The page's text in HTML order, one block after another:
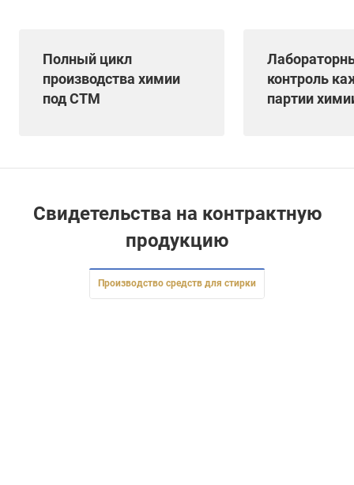
Полный цикл
производства химии
под СТМ
контроль
партии
Свидетельства на контрактную
продукцию
Производство средств для стирки